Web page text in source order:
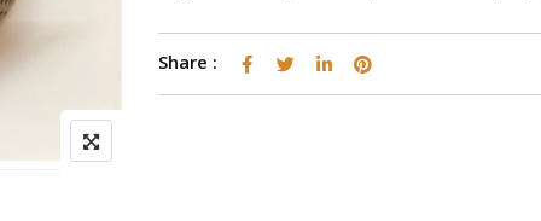
Share :